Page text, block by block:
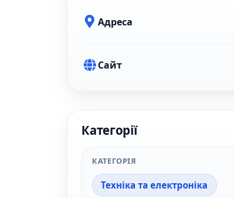
Адреса
Сайт
Категорії
КАТЕГОРІЯ
Техніка та електроніка